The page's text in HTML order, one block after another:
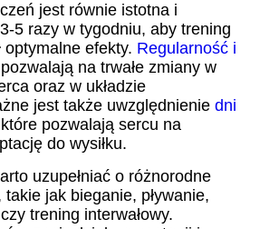
jest równie istotna i
5 razy w tygodniu, aby trening
optymalne efekty. Regularność i
pozwalają na trwałe zmiany w
oraz w układzie
jest także uwzględnienie dni
pozwalają sercu na
do wysiłku.
uzupełniać o różnorodne
jak bieganie, pływanie,
trening interwałowy.